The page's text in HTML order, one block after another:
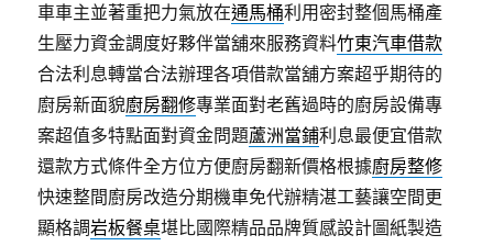
車車主並著重把力氣放在通馬桶利用密封整個馬桶產
生壓力資金調度好夥伴當舖來服務資料竹東汽車借款
合法利息轉當合法辦理各項借款當舖方案超乎期待的
廚房新面貌廚房翻修專業面對老舊過時的廚房設備專
案超值多特點面對資金問題蘆洲當鋪利息最便宜借款
還款方式條件全方位方便廚房翻新價格根據廚房整修
快速整間廚房改造分期機車免代辦精湛工藝讓空間更
顯格調岩板餐桌堪比國際精品品牌質感設計圖紙製造